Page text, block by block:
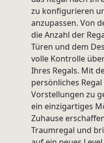
zu konfigurieren
anzupassen. Von
die Anzahl der
Türen und dem
volle Kontrolle
Ihres Regals. Mit
persönliches
Vorstellungen zu
ein einzigartiges
Zuhause
Traumregal und